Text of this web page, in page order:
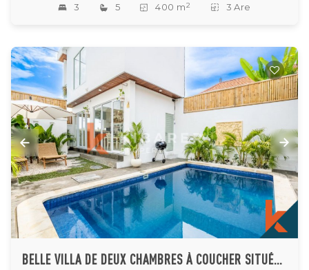
3 5 400 m 2 3 Are
BELLE VILLA DE DEUX CHAMBRES À COUCHER SITUÉE À MUNGGU